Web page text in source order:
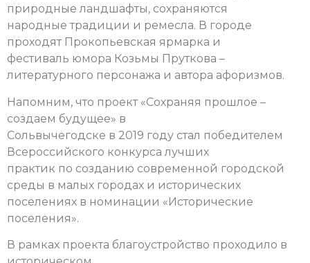
природные ландшафты, сохраняются
народные традиции и ремесла. В городе
проходят Прокопьевская ярмарка и
фестиваль юмора Козьмы Пруткова –
литературного персонажа и автора афоризмов.
Напомним, что проект «Сохраняя прошлое –
создаем будущее» в
Сольвычегодске в 2019 году стал победителем
Всероссийского конкурса лучших
практик по созданию современной городской
среды в малых городах и исторических
поселениях в номинации «Исторические
поселения».
В рамках проекта благоустройство проходило в